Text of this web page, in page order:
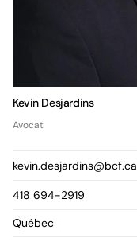
Kevin Desjardins
Avocat
kevin.desjardins@bcf.ca
418 694-2919
Québec